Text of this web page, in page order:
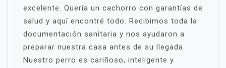
excelente. Quería un cachorro con garantías de
salud y aquí encontré todo. Recibimos toda la
documentación sanitaria y nos ayudaron a
preparar nuestra casa antes de su llegada.
Nuestro perro es cariñoso, inteligente y